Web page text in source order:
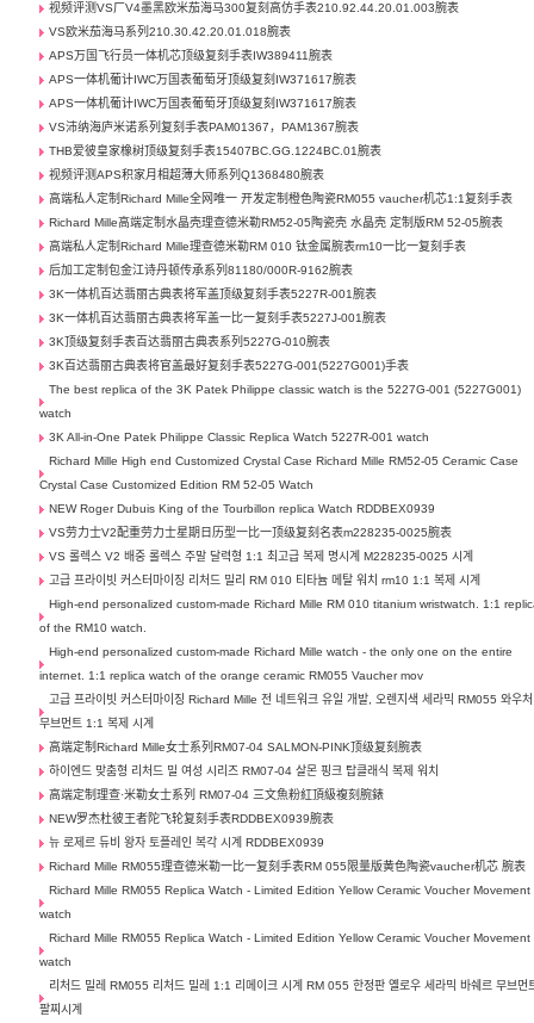
视频评测VS厂V4墨黑欧米茄海马300复刻高仿手表210.92.44.20.01.003腕表
VS欧米茄海马系列210.30.42.20.01.018腕表
APS万国飞行员一体机芯顶级复刻手表IW389411腕表
APS一体机葡计IWC万国表葡萄牙顶级复刻IW371617腕表
APS一体机葡计IWC万国表葡萄牙顶级复刻IW371617腕表
VS沛纳海庐米诺系列复刻手表PAM01367，PAM1367腕表
THB爱彼皇家橡树顶级复刻手表15407BC.GG.1224BC.01腕表
视频评测APS积家月相超薄大师系列Q1368480腕表
高端私人定制Richard Mille全网唯一 开发定制橙色陶瓷RM055 vaucher机芯1:1复刻手表
Richard Mille高端定制水晶壳理查德米勒RM52-05陶瓷壳 水晶壳 定制版RM 52-05腕表
高端私人定制Richard Mille理查德米勒RM 010 钛金属腕表rm10一比一复刻手表
后加工定制包金江诗丹顿传承系列81180/000R-9162腕表
3K一体机百达翡丽古典表将军盖顶级复刻手表5227R-001腕表
3K一体机百达翡丽古典表将军盖一比一复刻手表5227J-001腕表
3K顶级复刻手表百达翡丽古典表系列5227G-010腕表
3K百达翡丽古典表将官盖最好复刻手表5227G-001(5227G001)手表
The best replica of the 3K Patek Philippe classic watch is the 5227G-001 (5227G001)
watch
3K All-in-One Patek Philippe Classic Replica Watch 5227R-001 watch
Richard Mille High end Customized Crystal Case Richard Mille RM52-05 Ceramic Case
Crystal Case Customized Edition RM 52-05 Watch
NEW Roger Dubuis King of the Tourbillon replica Watch RDDBEX0939
VS劳力士V2配重劳力士星期日历型一比一顶级复刻名表m228235-0025腕表
VS 롤렉스 V2 배중 롤렉스 주말 달력형 1:1 최고급 복제 명시계 M228235-0025 시계
고급 프라이빗 커스터마이징 리처드 밀리 RM 010 티타늄 메탈 워치 rm10 1:1 복제 시계
High-end personalized custom-made Richard Mille RM 010 titanium wristwatch. 1:1
of the RM10 watch.
High-end personalized custom-made Richard Mille watch - the only one on the entire
internet. 1:1 replica watch of the orange ceramic RM055 Vaucher mov
고급 프라이빗 커스터마이징 Richard Mille 전 네트워크 유일 개발, 오렌지색 세라믹 RM055 와우처
무브먼트 1:1 복제 시계
高端定制Richard Mille女士系列RM07-04 SALMON-PINK顶级复刻腕表
하이엔드 맞춤형 리처드 밀 여성 시리즈 RM07-04 살몬 핑크 탑클래식 복제 워치
高端定制理查·米勒女士系列 RM07-04 三文魚粉紅頂級複刻腕錶
NEW罗杰杜彼王者陀飞轮复刻手表RDDBEX0939腕表
뉴 로제르 듀비 왕자 토플레인 복각 시계 RDDBEX0939
Richard Mille RM055理查德米勒一比一复刻手表RM 055限量版黄色陶瓷vaucher机芯 腕表
Richard Mille RM055 Replica Watch - Limited Edition Yellow Ceramic Voucher Movement
watch
Richard Mille RM055 Replica Watch - Limited Edition Yellow Ceramic Voucher Movement
watch
리처드 밀레 RM055 리처드 밀레 1:1 리메이크 시계 RM 055 한정판 옐로우 세라믹 바쉐르 무브먼
팔찌시계